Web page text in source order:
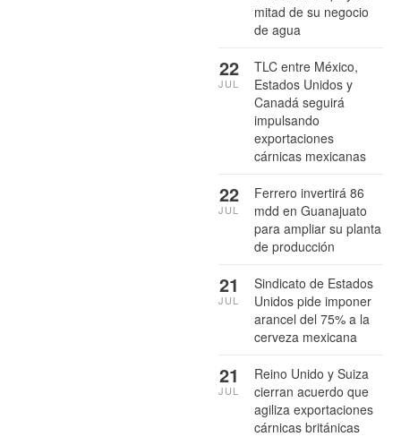
mitad de su negocio
de agua
TLC entre México,
Estados Unidos y
Canadá seguirá
impulsando
exportaciones
cárnicas mexicanas
22
JUL
Ferrero invertirá 86
mdd en Guanajuato
para ampliar su planta
de producción
22
JUL
Sindicato de Estados
Unidos pide imponer
arancel del 75% a la
cerveza mexicana
21
JUL
Reino Unido y Suiza
cierran acuerdo que
agiliza exportaciones
cárnicas británicas
21
JUL